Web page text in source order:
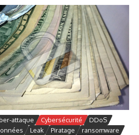
attaque Cybersécurité
DDoS
Leak Piratage
ransomware